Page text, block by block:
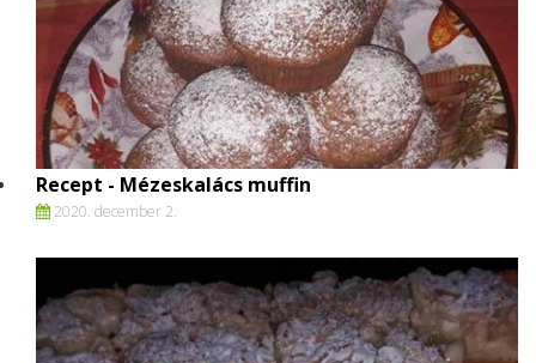
Recept - Mézeskalács muffin
2020. december 2.